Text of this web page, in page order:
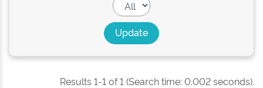
Results 1-1 of 1 (Search time: 0.002 seconds).